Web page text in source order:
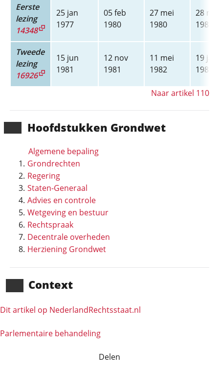
Hoofd­stukken Grondwet
Algemene bepaling
Grondrechten
Regering
Staten-Generaal
Advies en controle
Wetgeving en bestuur
Rechtspraak
Decentrale overheden
Herziening Grondwet
Context
Dit artikel op NederlandRechts­staat.nl
Parlementaire behandeling
Eerste
lezing
14348
25 jan
1977
05 feb
1980
27 mei
1980
28
1980
Tweede
lezing
16926
15 jun
1981
12 nov
1981
11 mei
1982
19 jan
1983
Naar artikel 110
Delen